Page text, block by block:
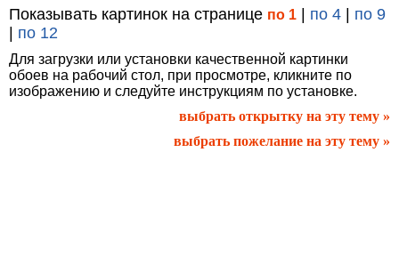
Показывать картинок на странице по 1 | по 4 | по 9
| по 12
Для загрузки или установки качественной картинки
обоев на рабочий стол, при просмотре, кликните по
изображению и следуйте инструкциям по установке.
выбрать открытку на эту тему »
выбрать пожелание на эту тему »